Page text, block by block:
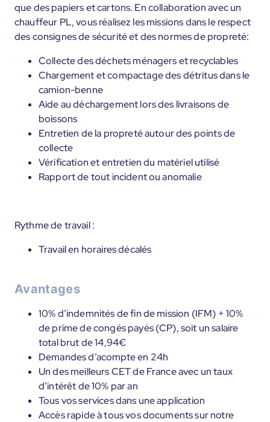
que des papiers et cartons. En collaboration avec un
chauffeur PL, vous réalisez les missions dans le respect
des consignes de sécurité et des normes de propreté:
Collecte des déchets ménagers et recyclables
Chargement et compactage des détritus dans le
camion-benne
Aide au déchargement lors des livraisons de
boissons
Entretien de la propreté autour des points de
collecte
Vérification et entretien du matériel utilisé
Rapport de tout incident ou anomalie
Rythme de travail :
Travail en horaires décalés
Avantages
10% d’indemnités de fin de mission (IFM) + 10%
de prime de congés payés (CP), soit un salaire
total brut de 14,94€
Demandes d’acompte en 24h
Un des meilleurs CET de France avec un taux
d’intérêt de 10% par an
Tous vos services dans une application
Accès rapide à tous vos documents sur notre